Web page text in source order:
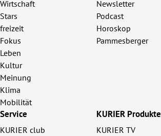
Wirtschaft
Stars
freizeit
Fokus
Leben
Kultur
Meinung
Klima
Mobilität
Newsletter
Podcast
Horoskop
Pammesberger
Service
KURIER club
KURIER Produkte
KURIER TV